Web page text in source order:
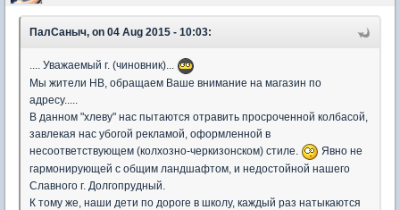
ПалСаныч, on 04 Aug 2015 - 10:03:
.... Уважаемый г. (чиновник)...
Мы жители НВ, обращаем Ваше внимание на магазин по
адресу.....
В данном "хлеву" нас пытаются отравить просроченной колбасой,
завлекая нас убогой рекламой, оформленной в
несоответствующем (колхозно-черкизонском) стиле.
Явно не
гармонирующей с общим ландшафтом, и недостойной нашего
Славного г. Долгопрудный.
К тому же, наши дети по дороге в школу, каждый раз натыкаются